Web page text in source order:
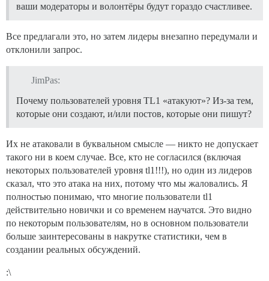
ваши модераторы и волонтёры будут гораздо счастливее.
Все предлагали это, но затем лидеры внезапно передумали и
отклонили запрос.
JimPas:
Почему пользователей уровня TL1 «атакуют»? Из-за тем,
которые они создают, и/или постов, которые они пишут?
Их не атаковали в буквальном смысле — никто не допускает
такого ни в коем случае. Все, кто не согласился (включая
некоторых пользователей уровня tl1!!!), но один из лидеров
сказал, что это атака на них, потому что мы жаловались. Я
полностью понимаю, что многие пользователи tl1
действительно новички и со временем научатся. Это видно
по некоторым пользователям, но в основном пользователи
больше заинтересованы в накрутке статистики, чем в
создании реальных обсуждений.
:\